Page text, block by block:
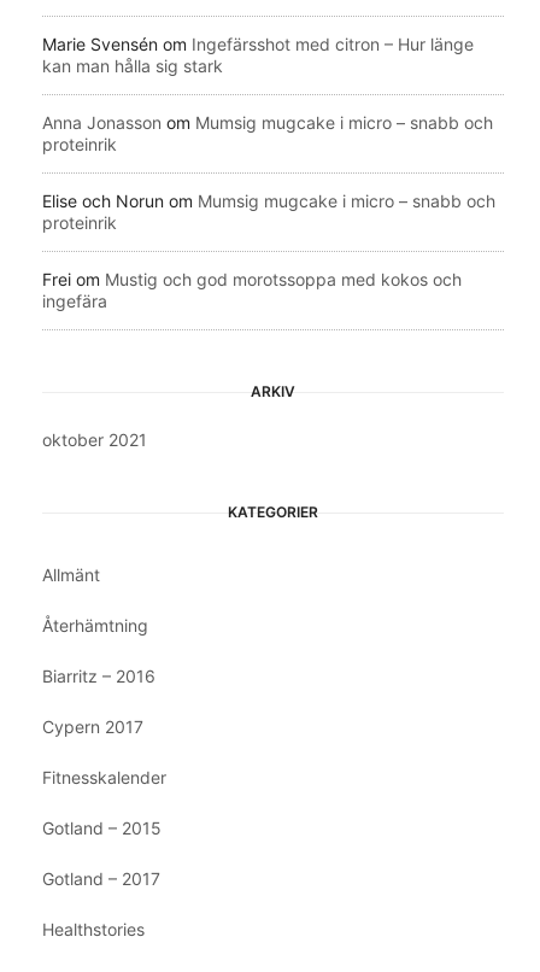
Marie Svensén om Ingefärsshot med citron – Hur länge
kan man hålla sig stark
Anna Jonasson om Mumsig mugcake i micro – snabb och
proteinrik
Elise och Norun om Mumsig mugcake i micro – snabb och
proteinrik
Frei om Mustig och god morotssoppa med kokos och
ingefära
ARKIV
oktober 2021
KATEGORIER
Allmänt
Återhämtning
Biarritz – 2016
Cypern 2017
Fitnesskalender
Gotland – 2015
Gotland – 2017
Healthstories